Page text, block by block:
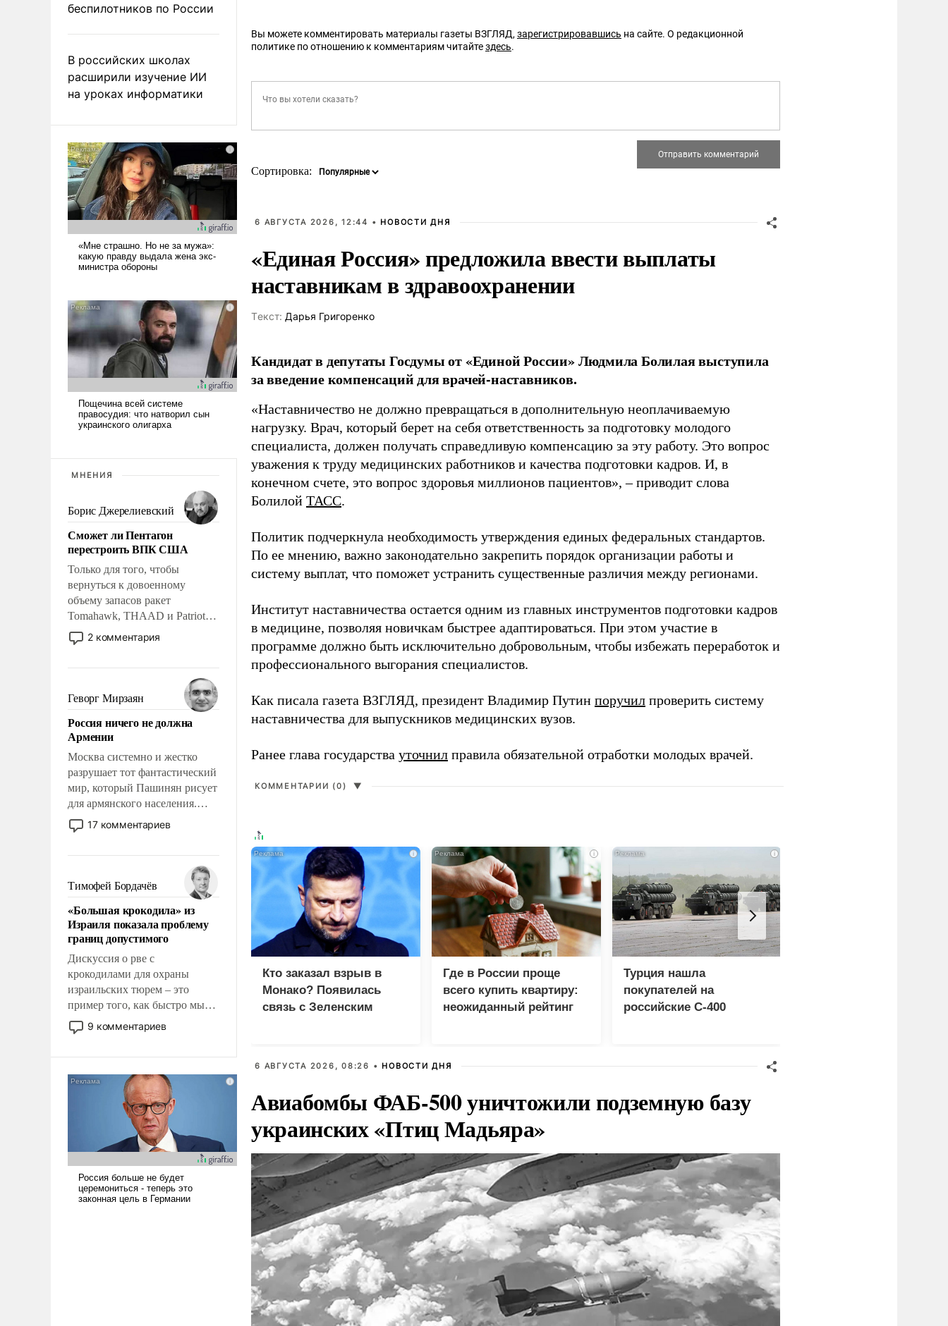
беспилотников по России
В российских школах
расширили изучение ИИ
на уроках информатики
МНЕНИЯ
Борис Джерелиевский
Сможет ли Пентагон
перестроить ВПК США
Только для того, чтобы
вернуться к довоенному
объему запасов ракет
Tomahawk, THAAD и Patriot
США потребуется более трех
лет. Даже небольшая война с
Сложившаяся ситуация
означает многолетний период
уязвимости США, например,
перед Китаем.
2 комментария
Геворг Мирзаян
Россия ничего не должна
Армении
Москва системно и жестко
разрушает тот фантастический
мир, который Пашинян рисует
для армянского населения.
Мир, где политические
прожекты будут безусловно
налогоплательщиков и где
Еревану за свои поступки не
нужно отвечать.
17 комментариев
Тимофей Бордачёв
«Большая крокодила» из
Израиля показала проблему
границ допустимого
Дискуссия о рве с
крокодилами для охраны
израильских тюрем – это
пример того, как быстро мы
двигаемся по пути
революционных изменений.
псевдонаучной фантастики,
стало всерьез обсуждаемой
9 комментариев
Вы можете комментировать материалы газеты ВЗГЛЯД, зарегистрировавшись на сайте. О редакционной
политике по отношению к комментариям читайтездесь.
Сортировка:
6 АВГУСТА 2026, 12:44 • НОВОСТИ ДНЯ
«Единая Россия» предложила ввести выплаты
наставникам в здравоохранении
Tекст: Дарья Григоренко
Кандидат в депутаты Госдумы от «Единой России» Людмила Болилая выступила
за введение компенсаций для врачей-наставников.
«Наставничество не должно превращаться в дополнительную неоплачиваемую
нагрузку. Врач, который берет на себя ответственность за подготовку молодого
специалиста, должен получать справедливую компенсацию за эту работу. Это вопрос
уважения к труду медицинских работников и качества подготовки кадров. И, в
конечном счете, это вопрос здоровья миллионов пациентов», – приводит слова
Болилой ТАСС.
Политик подчеркнула необходимость утверждения единых федеральных стандартов.
По ее мнению, важно законодательно закрепить порядок организации работы и
систему выплат, что поможет устранить существенные различия между регионами.
Институт наставничества остается одним из главных инструментов подготовки кадров
в медицине, позволяя новичкам быстрее адаптироваться. При этом участие в
программе должно быть исключительно добровольным, чтобы избежать переработок и
профессионального выгорания специалистов.
Как писала газета ВЗГЛЯД, президент Владимир Путин поручил проверить систему
наставничества для выпускников медицинских вузов.
Ранее глава государства уточнил правила обязательной отработки молодых врачей.
КОММЕНТАРИИ (0) ▼
i
Кто заказал взрыв в
Монако? Появилась
связь с Зеленским
i
Где в России проще
всего купить квартиру:
неожиданный рейтинг
i
Турция нашла
покупателей на
российские C-400
6 АВГУСТА 2026, 08:26 • НОВОСТИ ДНЯ
Авиабомбы ФАБ-500 уничтожили подземную базу
украинских «Птиц Мадьяра»